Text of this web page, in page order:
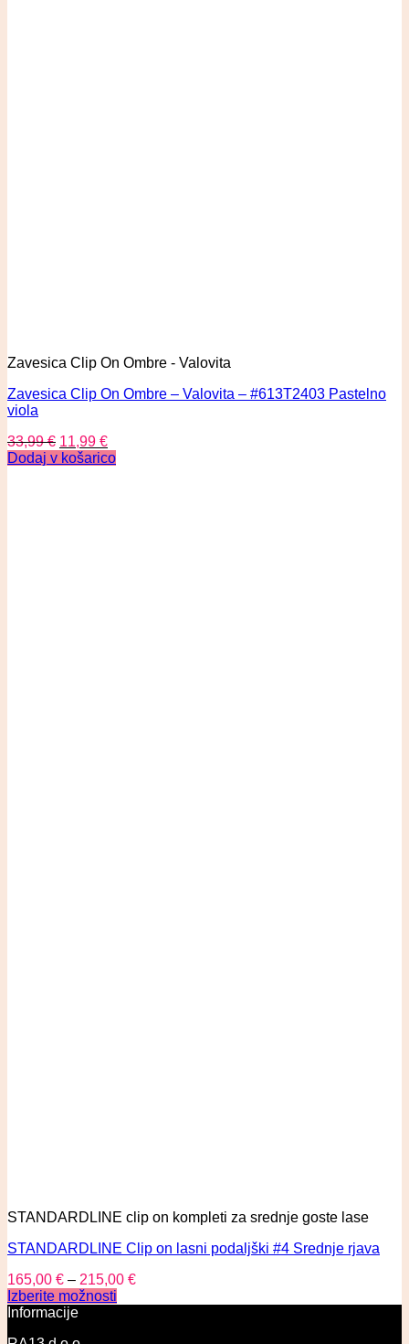
Zavesica Clip On Ombre - Valovita
Zavesica Clip On Ombre – Valovita – #613T2403 Pastelno
viola
33,99€ 11,99 €
Dodaj v košarico
STANDARDLINE clip on kompleti za srednje goste lase
STANDARDLINE Clip on lasni podaljški #4 Srednje rjava
165,00 € – 215,00 €
Izberite možnosti
Informacije